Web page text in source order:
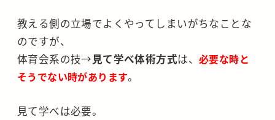
教える側の立場でよくやってしまいがちなことな
のですが、
体育会系の技→見て学べ体術方式は、 必要な時と
そうでない時があります。
見て学べは必要。